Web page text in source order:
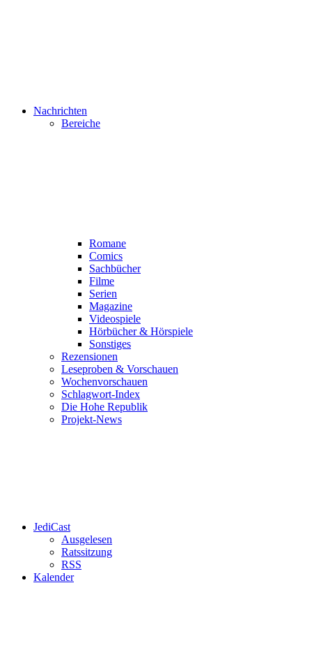
Nachrichten
Bereiche
Romane
Comics
Sachbücher
Filme
Serien
Magazine
Videospiele
Hörbücher & Hörspiele
Sonstiges
Rezensionen
Leseproben & Vorschauen
Wochenvorschauen
Schlagwort-Index
Die Hohe Republik
Projekt-News
JediCast
Ausgelesen
Ratssitzung
RSS
Kalender